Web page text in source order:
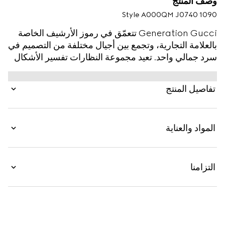
Style ‎A000QM J0740 1090
Generation Gucci تتعمّق في رموز الأرشيف الخاصة
بالعلامة التجارية، وتجمع بين أجيال مختلفة من التصميم في
سرد جمالي واحد. تعيد مجموعة النظارات تفسير الأشكال
الأساسية بلمسة عصرية، مثل النواة السلكية المرئية في
هذا الطراز.
تفاصيل المنتج
المواد والعناية
التزامنا